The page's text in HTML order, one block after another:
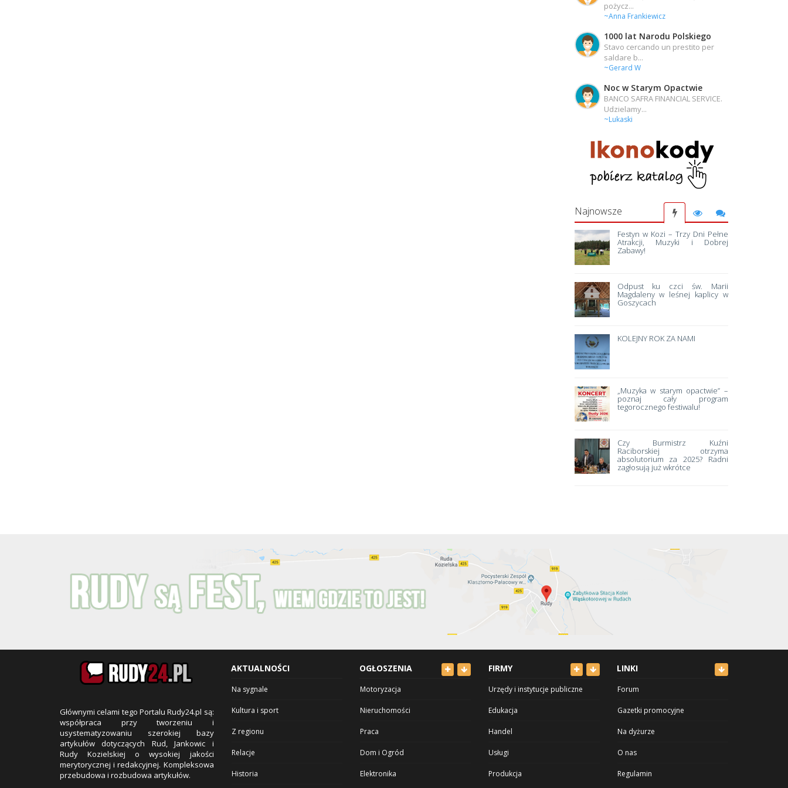
pożycz...
~Anna Frankiewicz
1000 lat Narodu Polskiego
Stavo cercando un prestito per
saldare b...
~Gerard W
Noc w Starym Opactwie
BANCO SAFRA FINANCIAL SERVICE.
Udzielamy...
~Lukaski
Najnowsze
Festyn w Kozi – Trzy Dni Pełne
Atrakcji, Muzyki i Dobrej
Zabawy!
Odpust ku czci św. Marii
Magdaleny w leśnej kaplicy w
Goszycach
KOLEJNY ROK ZA NAMI
„Muzyka w starym opactwie” –
poznaj cały program
tegorocznego festiwalu!
Czy Burmistrz Kuźni
Raciborskiej otrzyma
absolutorium za 2025? Radni
zagłosują już wkrótce
Głównymi celami tego Portalu Rudy24.pl są:
współpraca przy tworzeniu i
usystematyzowaniu szerokiej bazy
artykułów dotyczących Rud, Jankowic i
Rudy Kozielskiej o wysokiej jakości
merytorycznej i redakcyjnej. Kompleksowa
przebudowa i rozbudowa artykułów.
AKTUALNOŚCI
Na sygnale
Kultura i sport
Z regionu
Relacje
Historia
OGŁOSZENIA
Motoryzacja
Nieruchomości
Praca
Dom i Ogród
Elektronika
FIRMY
Urzędy i instytucje publiczne
Edukacja
Handel
Usługi
Produkcja
LINKI
Forum
Gazetki promocyjne
Na dyżurze
O nas
Regulamin